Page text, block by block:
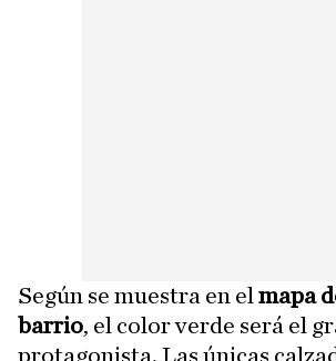
Según se muestra en el mapa
barrio, el color verde será el
protagonista. Las únicas